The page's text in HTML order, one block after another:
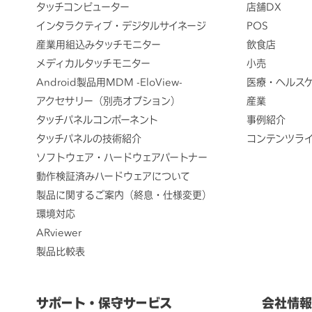
タッチコンピューター
インタラクティブ・デジタルサイネージ
産業用組込みタッチモニター
メディカルタッチモニター
Android製品用MDM -EloView-
アクセサリー（別売オプション）
タッチパネルコンポーネント
タッチパネルの技術紹介
ソフトウェア・ハードウェアパートナー
動作検証済みハードウェアについて
製品に関するご案内（終息・仕様変更）
環境対応
ARviewer
製品比較表
店舗DX
POS
飲食店
小売
医療・ヘルス
産業
事例紹介
コンテンツラ
サポート・保守サービス 会社情報